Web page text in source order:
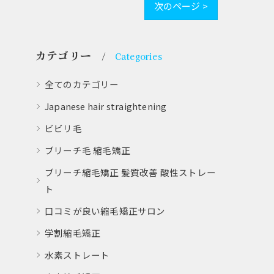
次のページ >
カテゴリー Categories
全てのカテゴリー
Japanese hair straightening
ビビリ毛
ブリーチ毛 縮毛矯正
ブリーチ縮毛矯正 髪質改善 酸性ストレー
ト
口コミが良い縮毛矯正サロン
学割縮毛矯正
水素ストレート